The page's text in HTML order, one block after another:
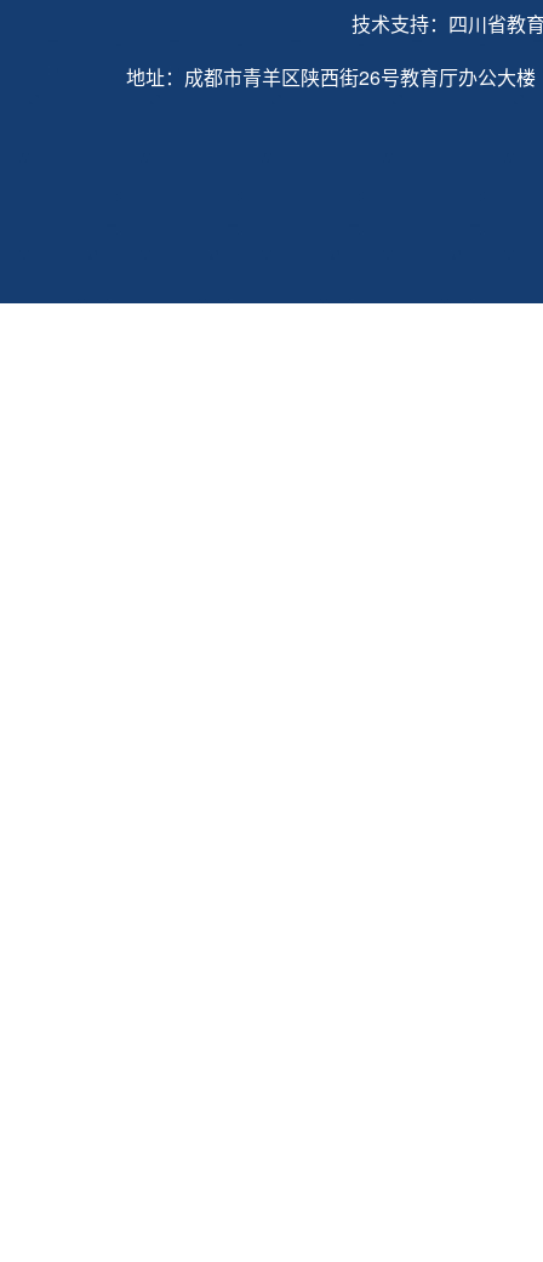
技术支持：四川省教
地址：成都市青羊区陕西街26号教育厅办公大